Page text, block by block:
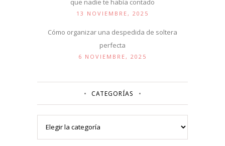
13 NOVIEMBRE, 2025
Cómo organizar una despedida de soltera
perfecta
6 NOVIEMBRE, 2025
CATEGORÍAS